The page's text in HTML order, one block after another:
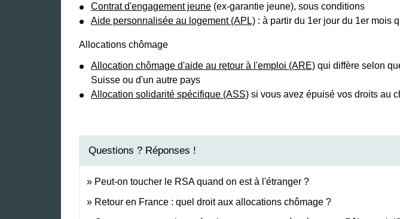
Contrat d'engagement jeune (ex-garantie jeune), sous conditions
Aide personnalisée au logement (APL) : à partir du 1er jour du 1er mois
Allocations chômage
Allocation chômage d'aide au retour à l'emploi (ARE) qui diffère selon
Suisse ou d'un autre pays
Allocation solidarité spécifique (ASS) si vous avez épuisé vos droits au
Questions ? Réponses !
Peut-on toucher le RSA quand on est à l'étranger ?
Retour en France : quel droit aux allocations chômage ?